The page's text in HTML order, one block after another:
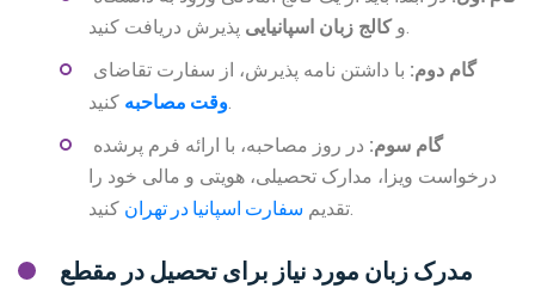
وکالج زبان اسپانیایی
پذیرش دریافت کنید.
گام دوم: با داشتن نامه پذیرش، از سفارت تقاضای
وقت مصاحبهکنید.
گام سوم: در روز مصاحبه، با ارائه فرم پرشده
درخواست ویزا، مدارک تحصیلی، هویتی و مالی خود را
تقدیم سفارت اسپانیا در تهران کنید.
مدرک زبان مورد نیاز برای تحصیل در مقطع